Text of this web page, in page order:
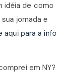
idéia de como
jornada e
aqui para a info
em NY?